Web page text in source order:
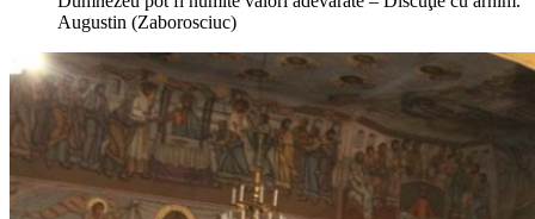
Augustin (Zaborosciuc)